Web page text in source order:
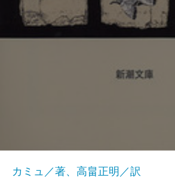
カミュ／著、高畠正明／訳